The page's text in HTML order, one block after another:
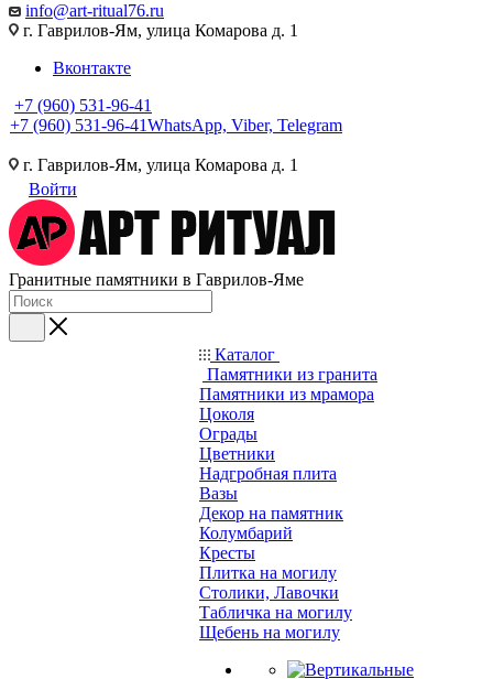
info@art-ritual76.ru
г. Гаврилов-Ям, улица Комарова д. 1
Вконтакте
+7 (960) 531-96-41
+7 (960) 531-96-41WhatsApp, Viber, Telegram
г. Гаврилов-Ям, улица Комарова д. 1
Войти
Гранитные памятники в Гаврилов-Яме
Каталог
Памятники из гранита
Памятники из мрамора
Цоколя
Ограды
Цветники
Надгробная плита
Вазы
Декор на памятник
Колумбарий
Кресты
Плитка на могилу
Столики, Лавочки
Табличка на могилу
Щебень на могилу